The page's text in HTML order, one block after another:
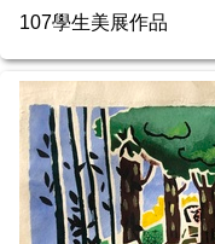
107學生美展作品